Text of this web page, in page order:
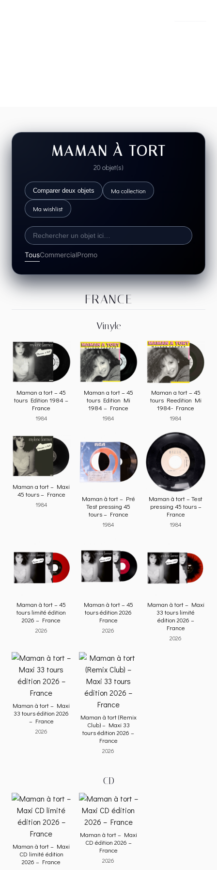
MAMAN À TORT
20 objet(s)
Comparer deux objets Ma collection
Ma wishlist
TousCommercialPromo
FRANCE
Vinyle
Maman a tort – 45
tours Edition 1984 –
France
1984
Maman a tort – 45
tours Edition Mi
1984 – France
1984
Maman a tort – 45
tours Reedition Mi
1984- France
1984
Maman a tort – Maxi
45 tours – France
1984
Maman à tort – Pré
Test pressing 45
tours – France
1984
Maman à tort – Test
pressing 45 tours –
France
1984
Maman à tort – 45
tours limité édition
2026 – France
2026
Maman à tort – 45
tours édition 2026
France
2026
Maman à tort – Maxi
33 tours limité
édition 2026 –
France
2026
Maman à tort – Maxi
33 tours édition 2026
– France
2026
Maman à tort (Remix
Club) – Maxi 33
tours édition 2026 –
France
2026
CD
Maman à tort – Maxi
CD limité édition
2026 – France
Maman à tort – Maxi
CD édition 2026 –
France
2026